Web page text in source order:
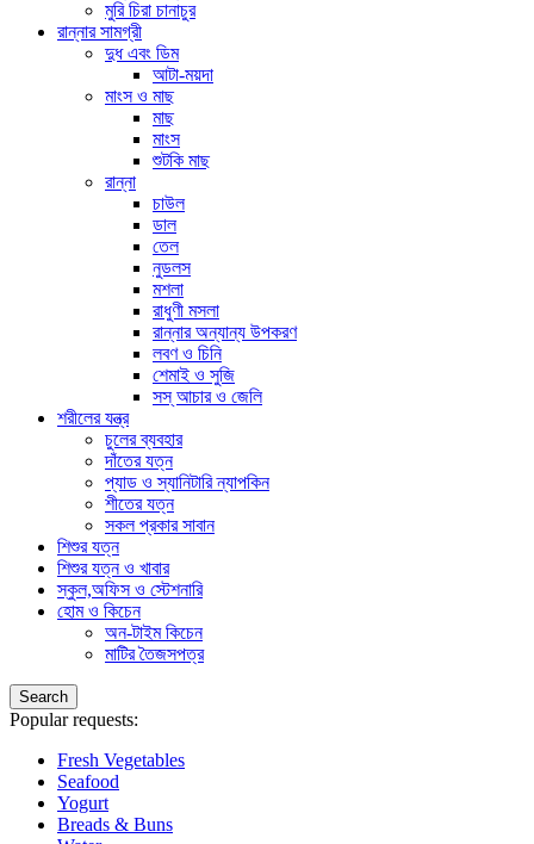
মুরি চিরা চানাচুর
রান্নার সামগ্রী
দুধ এবং ডিম
আটা-ময়দা
মাংস ও মাছ
মাছ
মাংস
শুটকি মাছ
রান্না
চাউল
ডাল
তেল
নুডলস
মশলা
রাধুণী মসলা
রান্নার অন্যান্য উপকরণ
লবণ ও চিনি
শেমাই ও সুজি
সস্ আচার ও জেলি
শরীলের যন্ত্র
চুলের ব্যবহার
দাঁতের যত্ন
প্যাড ও স্যানিটারি ন্যাপকিন
শীতের যত্ন
সকল প্রকার সাবান
শিশুর যত্ন
শিশুর যত্ন ও খাবার
স্কুল,অফিস ও স্টেশনারি
হোম ও কিচেন
অন-টাইম কিচেন
মাটির তৈজসপত্র
Search
Popular requests:
Fresh Vegetables
Seafood
Yogurt
Breads & Buns